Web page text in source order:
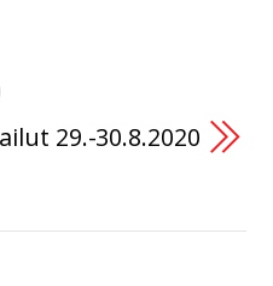
29.-30.8.2020